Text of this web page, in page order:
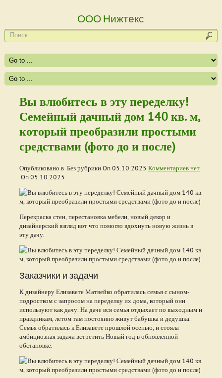
ООО Нижтекс
Вы влюбитесь в эту переделку!
Семейный дачный дом 140 кв. м,
который преобразили простыми
средствами (фото до и после)
Опубликовано в Без рубрики On05.10.2025 Комментариев нет
On05.10.2025
Перекраска стен, перестановка мебели, новый декор и
дизайнерский взгляд вот что помогло вдохнуть новую жизнь в
эту дачу.
Заказчики и задачи
К дизайнеру Елизавете Матвейко обратилась семья с сыном-
подростком с запросом на переделку их дома, который они
используют как дачу. На даче вся семья отдыхает по выходным и
праздникам, летом там постоянно живут бабушка и дедушка.
Семья обратилась к Елизавете прошлой осенью, и стояла
амбициозная задача встретить Новый год в обновленной
обстановке.